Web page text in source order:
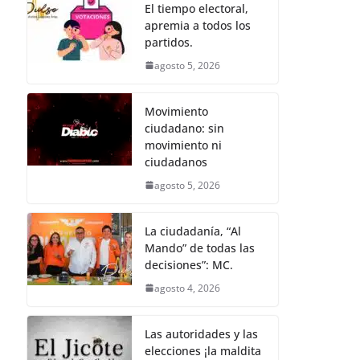
b
o
o
k
A
p
p
n
g
er
a
m
p
ar
tir
El tiempo electoral,
apremia a todos los
partidos.
agosto 5, 2026
Movimiento
ciudadano: sin
movimiento ni
ciudadanos
agosto 5, 2026
La ciudadanía, “Al
Mando” de todas las
decisiones”: MC.
agosto 4, 2026
Las autoridades y las
elecciones ¡la maldita